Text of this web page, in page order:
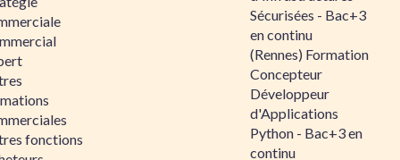
fonctions
Sécurisées - Bac+3
en continu
(Rennes) Formation
Concepteur
Développeur
d'Applications
Python - Bac+3 en
continu